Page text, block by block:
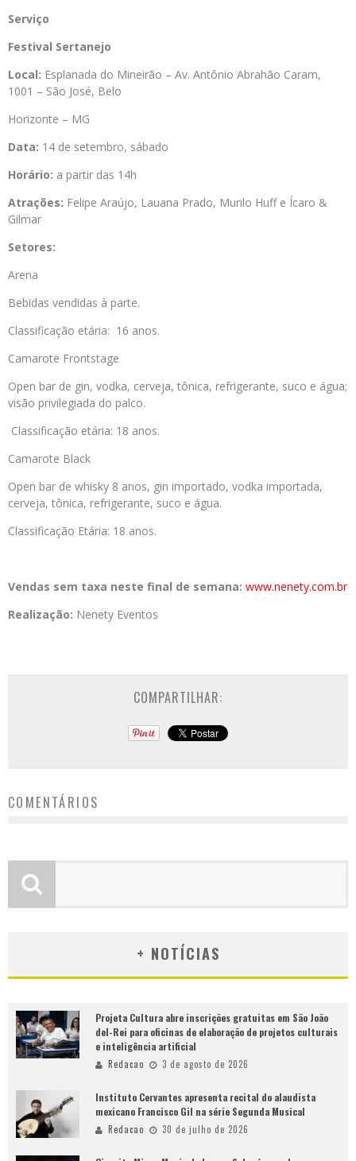
Serviço
Festival Sertanejo
Local: Esplanada do Mineirão – Av. Antônio Abrahão Caram,
1001 – São José, Belo
Horizonte – MG
Data: 14 de setembro, sábado
Horário: a partir das 14h
Atrações: Felipe Araújo, Lauana Prado, Murilo Huff e Ícaro &
Gilmar
Setores:
Arena
Bebidas vendidas à parte.
Classificação etária: 16 anos.
Camarote Frontstage
Open bar de gin, vodka, cerveja, tônica, refrigerante, suco e água;
visão privilegiada do palco.
Classificação etária: 18 anos.
Camarote Black
Open bar de whisky 8 anos, gin importado, vodka importada,
cerveja, tônica, refrigerante, suco e água.
Classificação Etária: 18 anos.
Vendas sem taxa neste final de semana: www.nenety.com.br
Realização: Nenety Eventos
COMPARTILHAR:
COMENTÁRIOS
+ NOTÍCIAS
Projeta Cultura abre inscrições gratuitas em São João
del-Rei para oficinas de elaboração de projetos culturais
e inteligência artificial
Redacao 3 de agosto de 2026
Instituto Cervantes apresenta recital do alaudista
mexicano Francisco Gil na série Segunda Musical
Redacao 30 de julho de 2026